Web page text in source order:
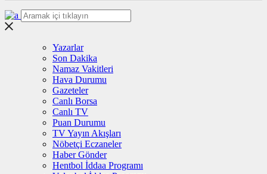
Yazarlar
Son Dakika
Namaz Vakitleri
Hava Durumu
Gazeteler
Canlı Borsa
Canlı TV
Puan Durumu
TV Yayın Akışları
Nöbetçi Eczaneler
Haber Gönder
Hentbol İddaa Programı